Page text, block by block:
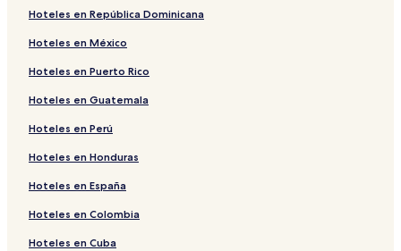
r
a
p
á
g
n
d
D
w
o
r
i
l
a
p
á
i
a
e
Z
a
m
Hoteles en República Dominicana
Hoteles en México
Hoteles en Puerto Rico
Hoteles en Guatemala
Hoteles en Perú
Hoteles en Honduras
Hoteles en España
Hoteles en Colombia
Hoteles en Cuba